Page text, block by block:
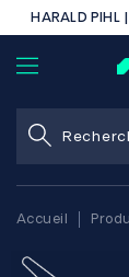
HARALD
Accueil